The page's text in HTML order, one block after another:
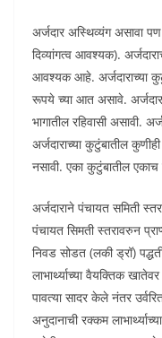
अर्जदार अस्थिव्यंग असावा
दिव्यांगत्व आवश्यक).
आवश्यक आहे. अर्जदाराच्या
रूपये च्या आत असावे. अर्जदार
भागातील रहिवासी असावी.
अर्जदाराच्या कुटुंबातील
नसावी. एका कुटुंबातील
अर्जदाराने पंचायत समिती
पंचायत सिमती स्तरावरुन
निवड सोडत (लकी ड्रॉ)
लाभार्थ्याच्या वैयक्तिक
पावत्या सादर केले नंतर
अनुदानाची रक्कम